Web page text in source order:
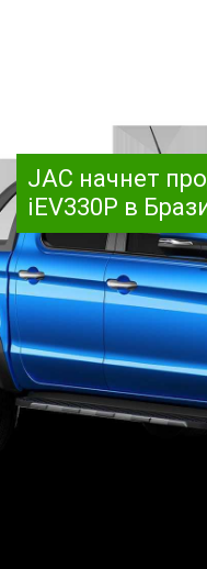
JAC начнет
iEV330P в